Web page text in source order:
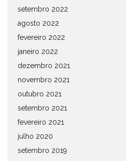
setembro 2022
agosto 2022
fevereiro 2022
janeiro 2022
dezembro 2021
novembro 2021
outubro 2021
setembro 2021
fevereiro 2021
julho 2020
setembro 2019